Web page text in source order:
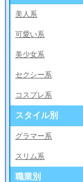
美人系
可愛い系
美少女系
セクシー系
コスプレ系
スタイル別
グラマー系
スリム系
職業別